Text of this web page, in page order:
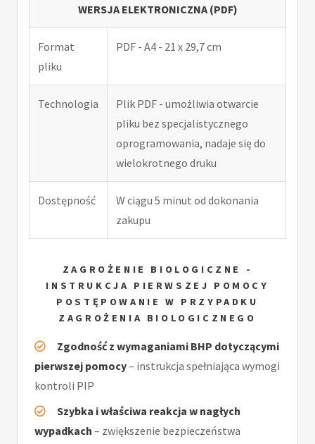
WERSJA ELEKTRONICZNA (PDF)
Format
pliku
PDF - A4 - 21 x 29,7 cm
Technologia
Plik PDF - umożliwia otwarcie
pliku bez specjalistycznego
oprogramowania, nadaje się do
wielokrotnego druku
Dostępność
W ciągu 5 minut od dokonania
zakupu
ZAGROŻENIE BIOLOGICZNE -
INSTRUKCJA PIERWSZEJ POMOCY
POSTĘPOWANIE W PRZYPADKU
ZAGROŻENIA BIOLOGICZNEGO
Zgodność z wymaganiami BHP dotyczącymi
pierwszej pomocy– instrukcja spełniająca wymogi
kontroli PIP
Szybka i właściwa reakcja w nagłych
wypadkach – zwiększenie bezpieczeństwa